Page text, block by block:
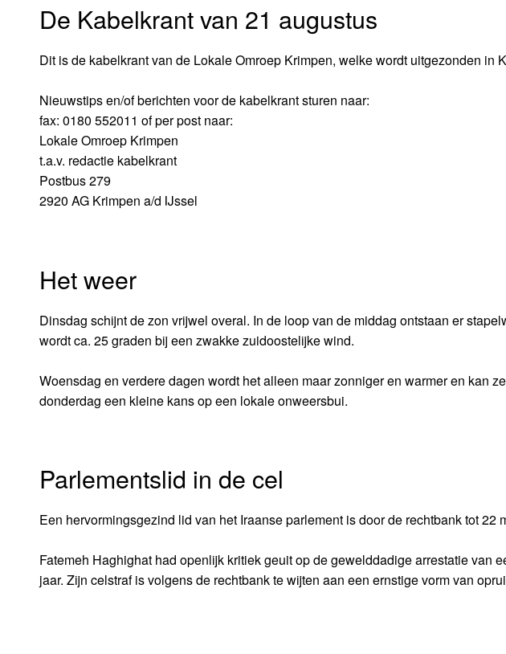
De Kabelkrant van 21 augustus
Dit is de kabelkrant van de Lokale Omroep Krimpen, welke wordt uitgezonden in
Nieuwstips en/of berichten voor de kabelkrant sturen naar:
fax: 0180 552011 of per post naar:
Lokale Omroep Krimpen
t.a.v. redactie kabelkrant
Postbus 279
2920 AG Krimpen a/d IJssel
Het weer
Dinsdag schijnt de zon vrijwel overal. In de loop van de middag ontstaan er
wordt ca. 25 graden bij een zwakke zuidoostelijke wind.
Woensdag en verdere dagen wordt het alleen maar zonniger en warmer en kan
donderdag een kleine kans op een lokale onweersbui.
Parlementslid in de cel
Een hervormingsgezind lid van het Iraanse parlement is door de rechtbank tot 22
Fatemeh Haghighat had openlijk kritiek geuit op de gewelddadige arrestatie van
jaar. Zijn celstraf is volgens de rechtbank te wijten aan een ernstige vorm van